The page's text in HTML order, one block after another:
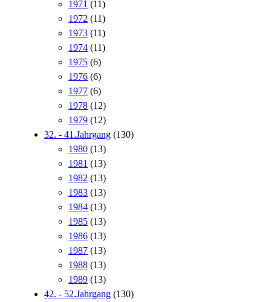
1971 (11)
1972 (11)
1973 (11)
1974 (11)
1975 (6)
1976 (6)
1977 (6)
1978 (12)
1979 (12)
32. - 41.Jahrgang (130)
1980 (13)
1981 (13)
1982 (13)
1983 (13)
1984 (13)
1985 (13)
1986 (13)
1987 (13)
1988 (13)
1989 (13)
42. - 52.Jahrgang (130)